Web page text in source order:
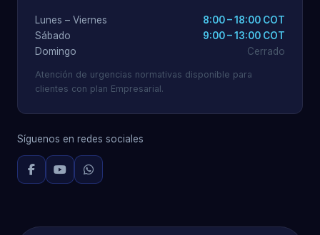
Lunes – Viernes
8:00 – 18:00 COT
Sábado
9:00 – 13:00 COT
Domingo
Cerrado
Atención de urgencias normativas disponible para
clientes con plan Empresarial.
Síguenos en redes sociales